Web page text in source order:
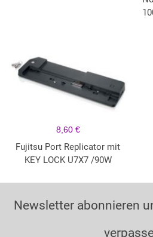
8,60 €
Fujitsu Port Replicator mit
KEY LOCK U7X7 /90W
Newsletter abonnieren